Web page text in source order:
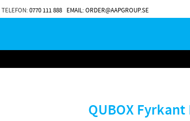
TELEFON:0770 111 888 EMAIL: ORDER@AAPGROUP.SE
QUBOX